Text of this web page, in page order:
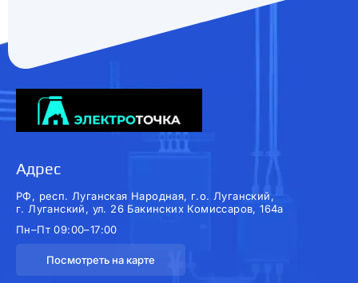
Адрес
РФ, респ. Луганская Народная, г.о. Луганский,
г. Луганский, ул. 26 Бакинских Комиссаров, 164а
Пн–Пт 09:00–17:00
Посмотреть на карте